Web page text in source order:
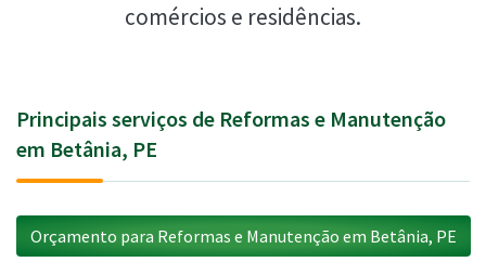
comércios e residências.
Principais serviços de Reformas e Manutenção
em Betânia, PE
Orçamento para Reformas e Manutenção em Betânia, PE